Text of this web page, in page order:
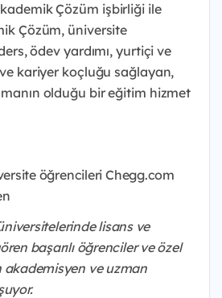
Çözüm işbirliği ile
Çözüm, üniversite
ödev yardımı, yurtiçi ve
kariyer koçluğu sağlayan,
olduğu bir eğitim hizmet
öğrencileri Chegg.com
lisans ve
başarılı öğrenciler ve özel
akademisyen ve uzman